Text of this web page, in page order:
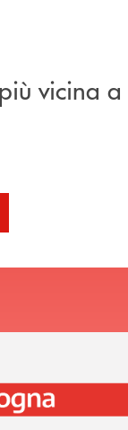
te
più vicina a